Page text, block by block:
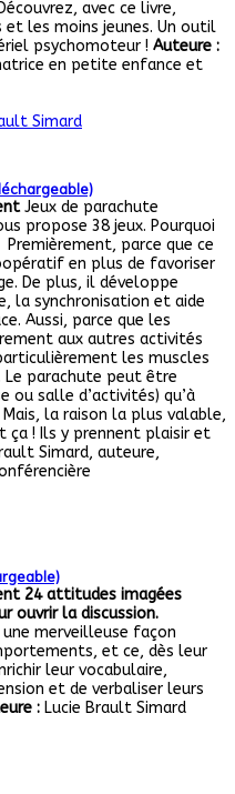
avec ce livre,
les moins jeunes. Un outil
psychomoteur ! Auteure :
en petite enfance et
Jeux de parachute
propose 38 jeux. Pourquoi
parce que ce
en plus de favoriser
De plus, il développe
la synchronisation et aide
Aussi, parce que les
aux autres activités
les muscles
Le parachute peut être
ou salle d’activités) qu’à
la raison la plus valable,
ça ! Ils y prennent plaisir et
Simard, auteure,
24 attitudes imagées
ouvrir la discussion.
merveilleuse façon
et ce, dès leur
leur vocabulaire,
et de verbaliser leurs
: Lucie Brault Simard